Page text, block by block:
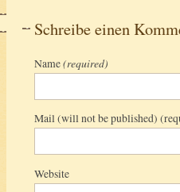
Schreibe einen
Name(required)
Mail (will not be published)
Website